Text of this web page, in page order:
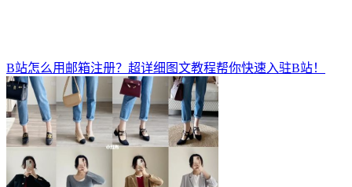
B站怎么用邮箱注册？超详细图文教程帮你快速入驻B站！